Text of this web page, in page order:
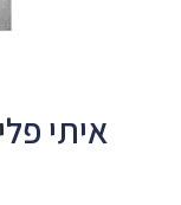
איתי